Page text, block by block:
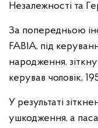
Незалежності та
За попередньою
FABIA, під
народження,
керував чоловік,
У результаті
ушкодження, а